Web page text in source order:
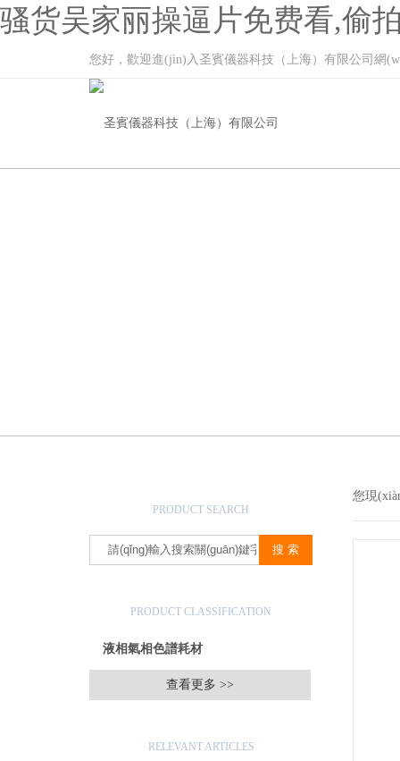
骚货吴家丽操逼片免费看,偷
您好，歡迎進(jìn)入圣賓儀器科技（上海）有限公司網
PRODUCT SEARCH
PRODUCT CLASSIFICATION
液相氣相色譜耗材
查看更多 >>
RELEVANT ARTICLES
您現